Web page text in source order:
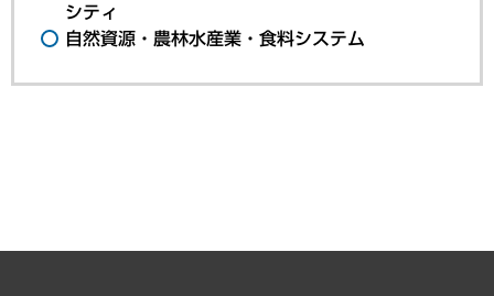
シティ
自然資源・農林水産業・食料システム